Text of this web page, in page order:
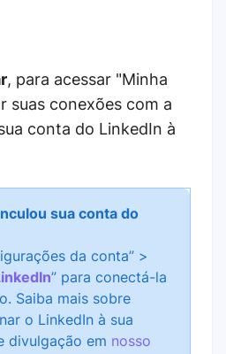
, para acessar "Minha
suas conexões com a
conta do LinkedIn à
sua conta do
da conta” >
” para conectá-la
Saiba mais sobre
o LinkedIn à sua
divulgação em nosso